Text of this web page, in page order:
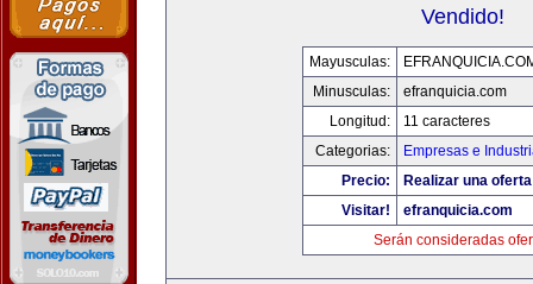
Vendido!
Mayusculas:
Minusculas:
efranquicia.com
Longitud:
11 caracteres
Categorias:
Empresas e
Precio:
Realizar una
Visitar!
efranquicia.com
Serán consideradas